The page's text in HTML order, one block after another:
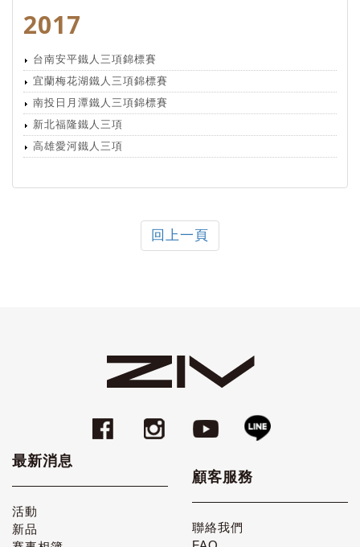
2017
台南安平鐵人三項錦標賽
宜蘭梅花湖鐵人三項錦標賽
南投日月潭鐵人三項錦標賽
新北福隆鐵人三項
高雄愛河鐵人三項
回上一頁
最新消息
活動
新品
顧客服務
聯絡我們